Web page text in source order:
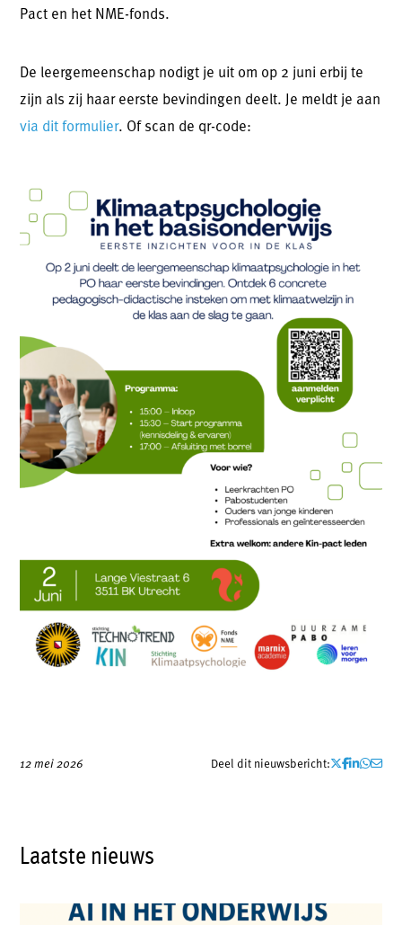
Pact en het NME-fonds.
De leergemeenschap nodigt je uit om op 2 juni erbij te
zijn als zij haar eerste bevindingen deelt. Je meldt je aan
via dit formulier. Of scan de qr-code:
12 mei 2026 Deel dit nieuwsbericht:
Laatste nieuws